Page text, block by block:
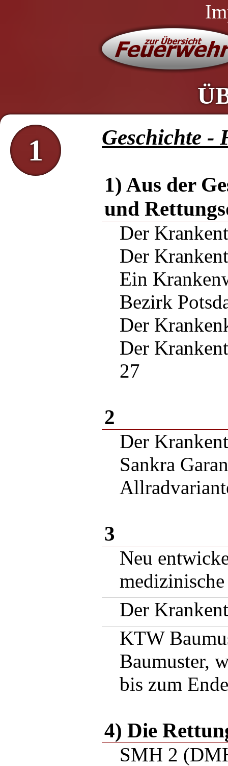
1 Geschichte -
1) Aus der
und
Der
Der
Ein
Bezirk
Der
Der
27
2
Der
Sankra
3
Neu
Der
KTW
Baumuster,
bis zum
4) Die
SMH 2